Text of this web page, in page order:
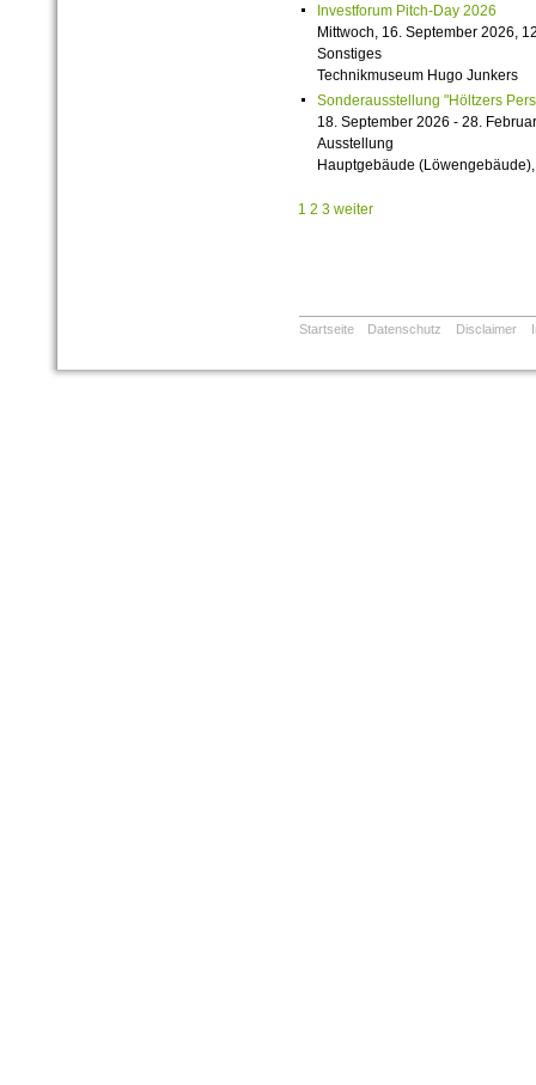
Investforum Pitch-Day 2026
Mittwoch, 16. September 2026,
Sonstiges
Technikmuseum Hugo Junkers
Sonderausstellung "Höltzers
18. September 2026 - 28.
Ausstellung
Hauptgebäude
1 2 3 weiter
Startseite Datenschutz Disclaimer